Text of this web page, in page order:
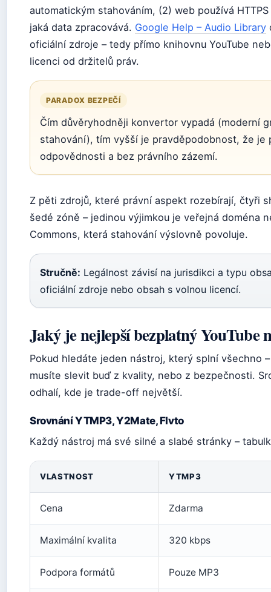
automatickým stahováním, (2) web používá
jaká data zpracovává. Google Help – Audio Library
oficiální zdroje – tedy přímo knihovnu YouTube
licenci od držitelů práv.
PARADOX BEZPEČÍ
Čím důvěryhodněji konvertor vypadá (moderní
stahování), tím vyšší je pravděpodobnost, že je
odpovědnosti a bez právního zázemí.
Z pěti zdrojů, které právní aspekt rozebírají, čtyři
šedé zóně – jedinou výjimkou je veřejná doména
Commons, která stahování výslovně povoluje.
Stručně: Legálnost závisí na jurisdikci a typu
oficiální zdroje nebo obsah s volnou licencí.
Jaký je nejlepší bezplatný YouTube
Pokud hledáte jeden nástroj, který splní všechno
musíte slevit buď z kvality, nebo z bezpečnosti.
odhalí, kde je trade-off největší.
Srovnání YTMP3, Y2Mate, Flvto
Každý nástroj má své silné a slabé stránky –
VLASTNOST YTMP3
Cena Zdarma
Maximální kvalita 320 kbps
Podpora formátů Pouze MP3